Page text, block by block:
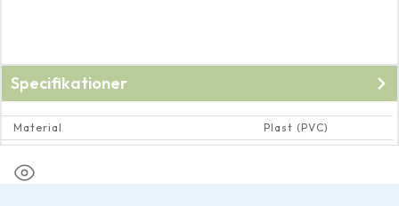
Specifikationer
Material
Plast (PVC)